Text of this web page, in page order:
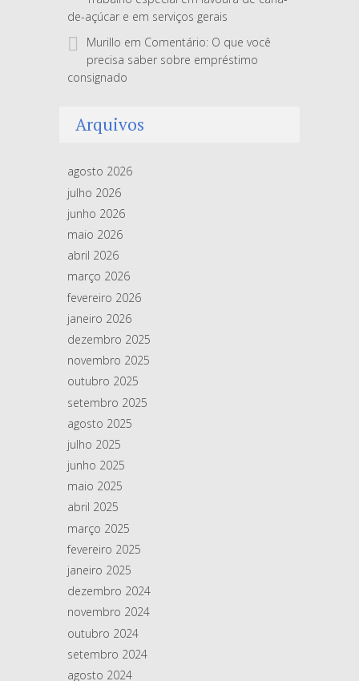
de-açúcar e em serviços gerais
Murillo em Comentário: O que você
precisa saber sobre empréstimo
consignado
Arquivos
agosto 2026
julho 2026
junho 2026
maio 2026
abril 2026
março 2026
fevereiro 2026
janeiro 2026
dezembro 2025
novembro 2025
outubro 2025
setembro 2025
agosto 2025
julho 2025
junho 2025
maio 2025
abril 2025
março 2025
fevereiro 2025
janeiro 2025
dezembro 2024
novembro 2024
outubro 2024
setembro 2024
agosto 2024